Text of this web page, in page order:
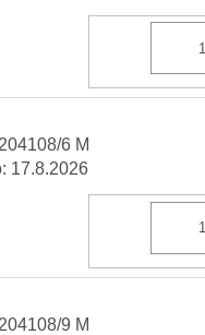
204108/6 M
17.8.2026
204108/9 M